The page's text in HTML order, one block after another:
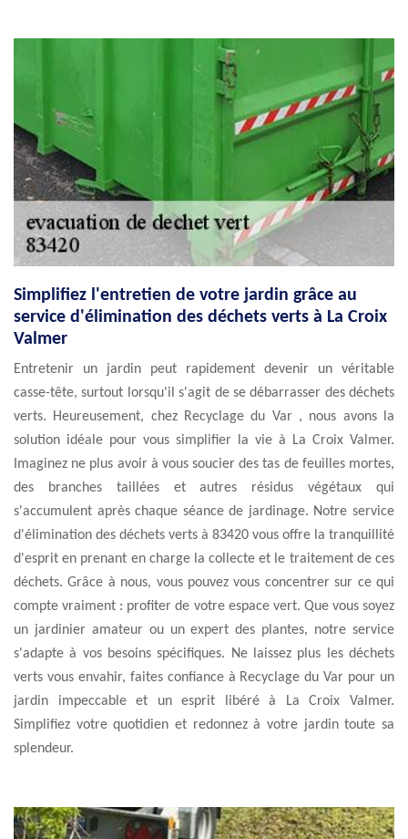
Simplifiez l'entretien de votre jardin grâce au
service d'élimination des déchets verts à La Croix
Valmer
Entretenir un jardin peut rapidement devenir un véritable
casse-tête, surtout lorsqu'il s'agit de se débarrasser des déchets
verts. Heureusement, chez Recyclage du Var , nous avons la
solution idéale pour vous simplifier la vie à La Croix Valmer.
Imaginez ne plus avoir à vous soucier des tas de feuilles mortes,
des branches taillées et autres résidus végétaux qui
s'accumulent après chaque séance de jardinage. Notre service
d'élimination des déchets verts à 83420 vous offre la tranquillité
d'esprit en prenant en charge la collecte et le traitement de ces
déchets. Grâce à nous, vous pouvez vous concentrer sur ce qui
compte vraiment : profiter de votre espace vert. Que vous soyez
un jardinier amateur ou un expert des plantes, notre service
s'adapte à vos besoins spécifiques. Ne laissez plus les déchets
verts vous envahir, faites confiance à Recyclage du Var pour un
jardin impeccable et un esprit libéré à La Croix Valmer.
Simplifiez votre quotidien et redonnez à votre jardin toute sa
splendeur.